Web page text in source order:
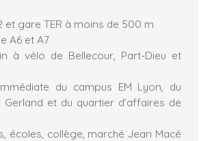
et gare TER à moins de 500 m
A6 et A7
à vélo de Bellecour, Part-Dieu et
du campus EM Lyon, du
Gerland et du quartier d’affaires de
écoles, collège, marché Jean Macé